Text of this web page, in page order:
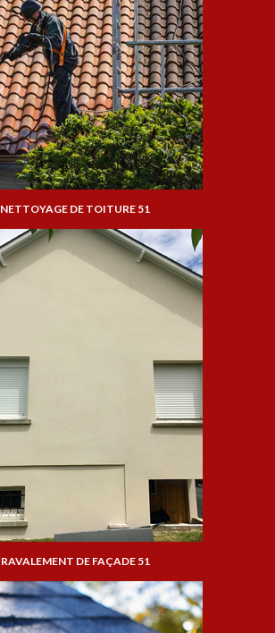
NETTOYAGE DE TOITURE 51
RAVALEMENT DE FAÇADE 51